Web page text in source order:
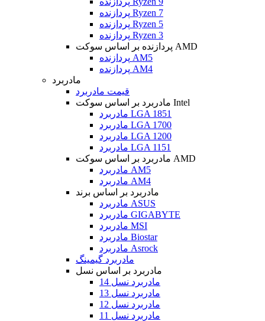
پردازنده Ryzen 7
پردازنده Ryzen 5
پردازنده Ryzen 3
پردازنده بر اساس سوکت AMD
پردازنده AM5
پردازنده AM4
مادربرد
قیمت مادربرد
مادربرد بر اساس سوکت Intel
مادربرد LGA 1851
مادربرد LGA 1700
مادربرد LGA 1200
مادربرد LGA 1151
مادربرد بر اساس سوکت AMD
مادربرد AM5
مادربرد AM4
مادربرد بر اساس برند
مادربرد ASUS
مادربرد GIGABYTE
مادربرد MSI
مادربرد Biostar
مادربرد Asrock
مادربرد گیمینگ
مادربرد بر اساس نسل
مادربرد نسل 14
مادربرد نسل 13
مادربرد نسل 12
مادربرد نسل 11